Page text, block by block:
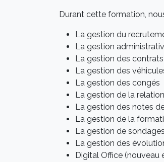
Durant cette formation,
La gestion du
La gestion
La gestion des
La gestion des
La gestion des congés
La gestion de la
La gestion des notes
La gestion de la
La gestion de sondages
La gestion des
Digital Office (nouveau